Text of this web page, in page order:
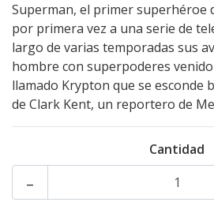
Superman, el primer superhéroe
por primera vez a una serie de
largo de varias temporadas sus
hombre con superpoderes
llamado Krypton que se esconde
de Clark Kent, un reportero de
Cantidad
-